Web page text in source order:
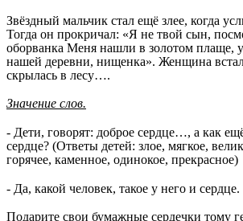
Звёздный мальчик стал ещё злее, когда
Тогда он прокричал: «Я не твой сын,
оборванка Меня нашли в золотом плаще,
нашей деревни, нищенка». Женщина
скрылась в лесу….
Значение слов.
- Дети, говорят: доброе сердце…, а как
сердце? (Ответы детей: злое, мягкое,
горячее, каменное, одинокое, прекрасное)
- Да, какой человек, такое у него и сердце.
Подарите свои бумажные сердечки тому